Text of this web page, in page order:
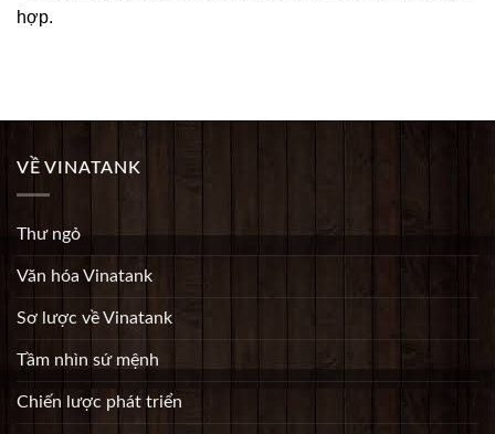
hợp.
VỀ VINATANK
Thư ngỏ
Văn hóa Vinatank
Sơ lược về Vinatank
Tầm nhìn sứ mệnh
Chiến lược phát triển